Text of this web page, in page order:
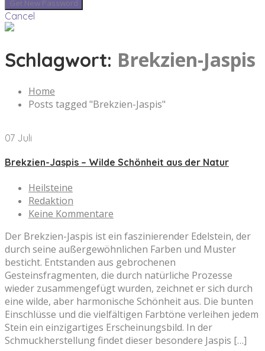
Cancel
Schlagwort: Brekzien-Jaspis
Home
Posts tagged "Brekzien-Jaspis"
07 Juli
Brekzien-Jaspis – Wilde Schönheit aus der Natur
Heilsteine
Redaktion
Keine Kommentare
Der Brekzien-Jaspis ist ein faszinierender Edelstein, der
durch seine außergewöhnlichen Farben und Muster
besticht. Entstanden aus gebrochenen
Gesteinsfragmenten, die durch natürliche Prozesse
wieder zusammengefügt wurden, zeichnet er sich durch
eine wilde, aber harmonische Schönheit aus. Die bunten
Einschlüsse und die vielfältigen Farbtöne verleihen jedem
Stein ein einzigartiges Erscheinungsbild. In der
Schmuckherstellung findet dieser besondere Jaspis […]